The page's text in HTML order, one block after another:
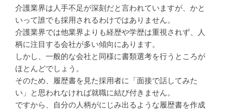
介護業界は人手不足が深刻だと言われていますが、かと
いって誰でも採用されるわけではありません。
介護業界では他業界よりも経歴や学歴は重視されず、人
柄に注目する会社が多い傾向にあります。
しかし、一般的な会社と同様に書類選考を行うところが
ほとんどでしょう。
そのため、履歴書を見た採用者に「面接で話してみた
い」と思われなければ就職に結び付きません。
ですから、自分の人柄がにじみ出るような履歴書を作成